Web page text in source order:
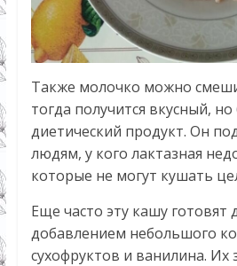
Также молочко можно
тогда получится вкусный, но
диетический продукт. Он
людям, у кого лактазная
которые не могут кушать
Еще часто эту кашу готовят
добавлением небольшого
сухофруктов и ванилина. Их